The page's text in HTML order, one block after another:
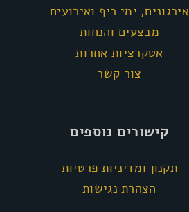
אירגונים, ימי כיף ואירועים
מבצעים והנחות
אטקרציות אחרות
צור קשר
קישורים נוספים
תקנון ומדיניות פרטיות
הצהרת נגישות